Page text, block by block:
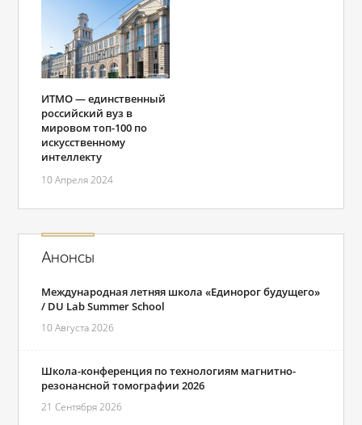
ИТМО — единственный
российский вуз в
мировом топ-100 по
искусственному
интеллекту
10 Апреля 2024
Анонсы
Международная летняя школа «Единорог будущего»
/ DU Lab Summer School
10 Августа 2026
Школа-конференция по технологиям магнитно-
резонансной томографии 2026
21 Сентября 2026